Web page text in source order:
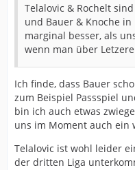
Telalovic & Rochelt
und Bauer & Knoche
marginal besser, als
wenn man über
Ich finde, dass Bauer
zum Beispiel Passspiel
bin ich auch etwas
uns im Moment auch ein
Telalovic ist wohl leider
der dritten Liga